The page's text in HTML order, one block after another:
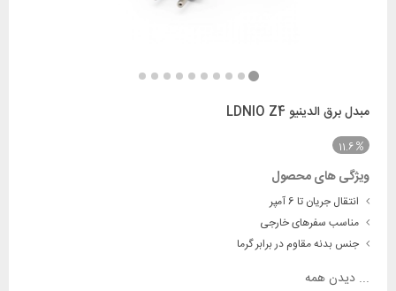
مبدل برق الدینیو LDNIO Z4
11.6
ویژگی های محصول
انتقال جریان تا 6 آمپر
مناسب سفرهای خارجی
جنس بدنه مقاوم در برابر گرما
... دیدن همه